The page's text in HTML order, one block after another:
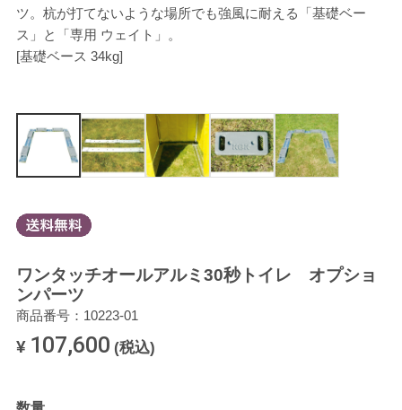
ツ。杭が打てないような場所でも強風に耐える「基礎ベー
ス」と「専用 ウェイト」。
[基礎ベース 34kg]
ワンタッチオールアルミ30秒トイレ オプショ
ンパーツ
商品番号：10223-01
¥ 107,600 (税込)